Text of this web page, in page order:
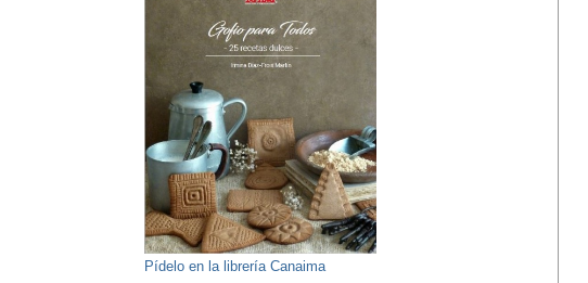
Pídelo en la librería Canaima